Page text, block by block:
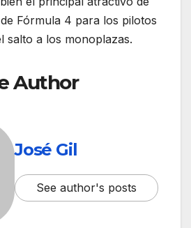
Fórmula 4 para los pilotos
salto a los monoplazas.
Author
José Gil
See author's posts